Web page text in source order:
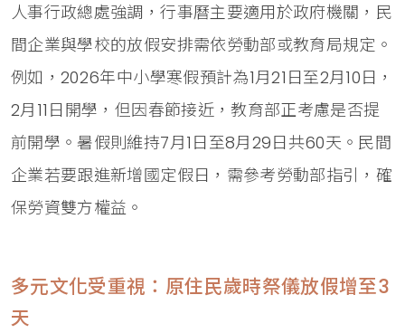
人事行政總處強調，行事曆主要適用於政府機關，民
間企業與學校的放假安排需依勞動部或教育局規定。
例如，2026年中小學寒假預計為1月21日至2月10日，
2月11日開學，但因春節接近，教育部正考慮是否提
前開學。暑假則維持7月1日至8月29日共60天。民間
企業若要跟進新增國定假日，需參考勞動部指引，確
保勞資雙方權益。
多元文化受重視：原住民歲時祭儀放假增至3
天